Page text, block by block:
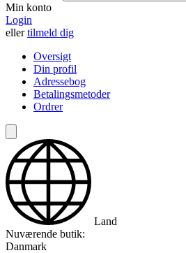
Min konto
Login
ellertilmeld dig
Oversigt
Din profil
Adressebog
Betalingsmetoder
Ordrer
Land
Nuværende butik:
Danmark